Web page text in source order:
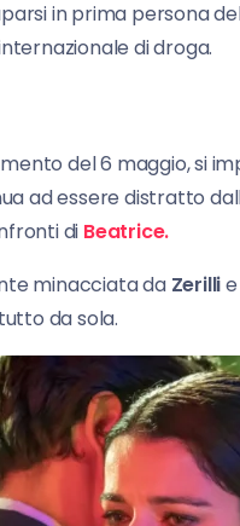
in prima persona
di droga.
del 6 maggio, si
ad essere distratto
di Beatrice.
minacciata da Zerilli
da sola.